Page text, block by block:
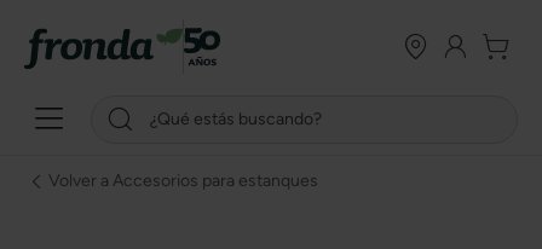
Volver a Accesorios para estanques